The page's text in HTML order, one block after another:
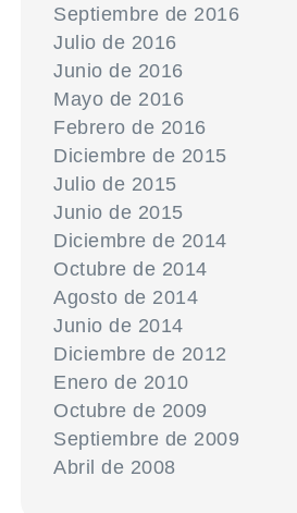
Septiembre de 2016
Julio de 2016
Junio de 2016
Mayo de 2016
Febrero de 2016
Diciembre de 2015
Julio de 2015
Junio de 2015
Diciembre de 2014
Octubre de 2014
Agosto de 2014
Junio de 2014
Diciembre de 2012
Enero de 2010
Octubre de 2009
Septiembre de 2009
Abril de 2008